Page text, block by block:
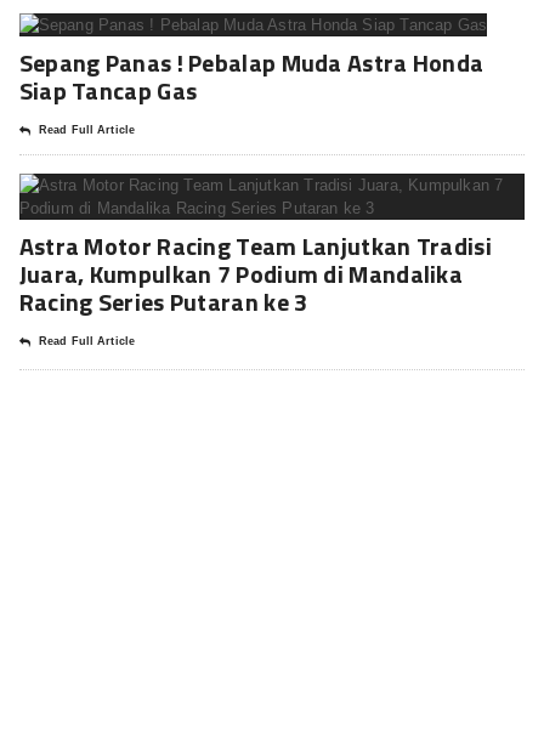
Sepang Panas ! Pebalap Muda Astra Honda
Siap Tancap Gas
Read Full Article
Astra Motor Racing Team Lanjutkan Tradisi
Juara, Kumpulkan 7 Podium di Mandalika
Racing Series Putaran ke 3
Read Full Article